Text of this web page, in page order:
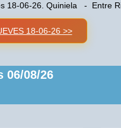
18-06-26. Quiniela - Entre
18-06-26 >>
08/26